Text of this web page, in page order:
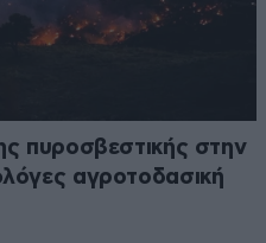
πυροσβεστικής στην
αγροτοδασική